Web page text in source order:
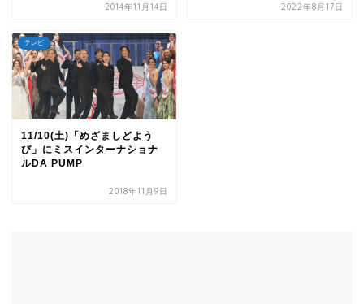
2014年11月14日 2022年8月17日
テレビ
11/10(土)「めざましどよう
び」にミスインターナショナ
ルDA PUMP
2018年11月9日